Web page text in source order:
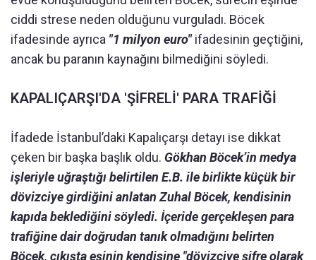
ciddi strese neden olduğunu vurguladı. Böcek
ifadesinde ayrıca "1 milyon euro"ifadesinin geçtiğini,
ancak bu paranın kaynağını bilmediğini söyledi.
KAPALIÇARŞI'DA 'ŞİFRELİ' PARA TRAFİĞİ
İfadede İstanbul’daki Kapalıçarşı detayı ise dikkat
çeken bir başka başlık oldu. Gökhan Böcek’in medya
işleriyle uğraştığı belirtilen E.B. ile birlikte küçük bir
dövizciye girdiğini anlatan Zuhal Böcek, kendisinin
kapıda beklediğini söyledi. İçeride gerçekleşen para
trafiğine dair doğrudan tanık olmadığını belirten
Böcek, çıkışta eşinin kendisine "dövizciye şifre olarak